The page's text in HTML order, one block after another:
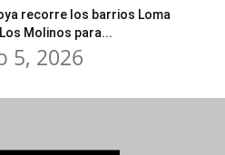
recorre los barrios Loma
Molinos para...
5, 2026